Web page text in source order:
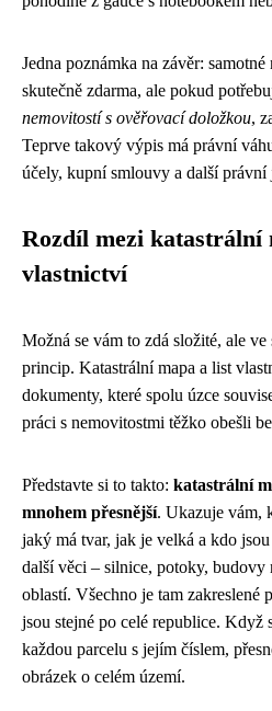
Jedna poznámka na závěr:
skutečně zdarma, ale pokud
nemovitostí s ověřovací doložkou,
Teprve takový výpis má právní
účely, kupní smlouvy a další právní
Rozdíl mezi katastrální
vlastnictví
Možná se vám to zdá složité, ale
princip. Katastrální mapa a list
dokumenty, které spolu úzce
práci s nemovitostmi těžko obešli
Představte si to takto: katastrální
mnohem přesnější. Ukazuje vám,
jaký má tvar, jak je velká a kdo
další věci – silnice, potoky, budovy
oblastí. Všechno je tam zakreslené
jsou stejné po celé republice. Když
každou parcelu s jejím číslem,
obrázek o celém území.